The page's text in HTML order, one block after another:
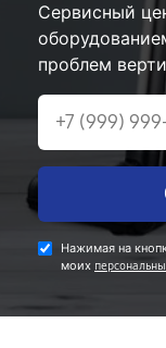
Сервисный
проблем
Нажимая на
моих